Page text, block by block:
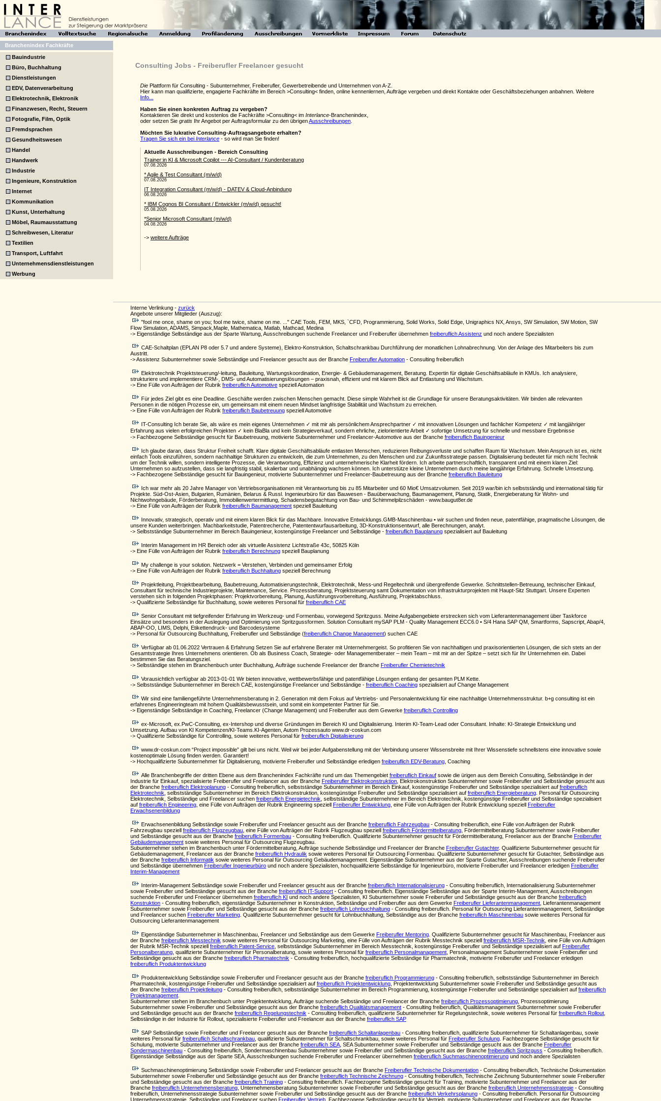
Branchenindex Fachkräfte
Bauindustrie
Büro, Buchhaltung
Dienstleistungen
EDV, Datenverarbeitung
Elektrotechnik, Elektronik
Finanzwesen, Recht, Steuern
Fotografie, Film, Optik
Fremdsprachen
Gesundheitswesen
Handel
Handwerk
Industrie
Ingenieure, Konstruktion
Internet
Kommunikation
Kunst, Unterhaltung
Möbel, Raumausstattung
Schreibwesen, Literatur
Textilien
Transport, Luftfahrt
Unternehmensdienstleistungen
Werbung
Consulting Jobs - Freiberufler Freelancer gesucht
Die Plattform für Consulting - Subunternehmer, Freiberufler, Gewerbetreibende und Unternehmen von A-Z.
Hier kann man qualifizierte, engagierte Fachkräfte im Bereich >Consulting< finden, online kennenlernen, Aufträge vergeben und direkt Kontakte oder Geschäftsbeziehungen anbahnen. Weitere
Info...
Haben Sie einen konkreten Auftrag zu vergeben?
Kontaktieren Sie direkt und kostenlos die Fachkräfte >Consulting< im Interlance-Branchenindex,
oder setzen Sie gratis Ihr Angebot per Auftragsformular zu den übrigenAusschreibungen
Möchten Sie lukrative Consulting-Auftragsangebote erhalten?
Tragen Sie sich ein bei Interlance - so wird man Sie finden!
Interne Verlinkung - zurück
Angebote unserer Mitglieder (Auszug):
"fool me once, shame on you; fool me twice, shame on me. ..." CAE Tools, FEM, MKS, `CFD, Programmierung, Solid Works, Solid Edge, Unigraphics NX, Ansys, SW Simulation, SW Motion, SW
Flow Simulation, ADAMS, Simpack,Maple, Mathematica, Matlab, Mathcad, Medina
-> Eigenständige Selbständige aus der Sparte Wartung, Ausschreibungen suchende Freelancer und Freiberufler übernehmen freiberuflich Assistenz und noch andere Spezialisten
CAE-Schaltplan (EPLAN P8 oder 5.7 und andere Systeme), Elektro-Konstruktion, Schaltschrankbau Durchführung der monatlichen Lohnabrechnung. Von der Anlage des Mitarbeiters bis zum
Austritt.
-> Assistenz Subunternehmer sowie Selbständige und Freelancer gesucht aus der Branche Freiberufler Automation - Consulting freiberuflich
Elektrotechnik Projektsteuerung/-leitung, Bauleitung, Wartungskoordination, Energie- & Gebäudemanagement, Beratung. Expertin für digitale Geschäftsabläufe in KMUs. Ich analysiere,
strukturiere und implementiere CRM-, DMS- und Automatisierungslösungen – praxisnah, effizient und mit klarem Blick auf Entlastung und Wachstum.
-> Eine Fülle von Aufträgen der Rubrik freiberuflich Automotive speziell Automation
Für jedes Ziel gibt es eine Deadline. Geschäfte werden zwischen Menschen gemacht. Diese simple Wahrheit ist die Grundlage für unsere Beratungsaktivitäten. Wir binden alle relevanten
Personen in die nötigen Prozesse ein, um gemeinsam mit einem neuen Mindset langfristige Stabilität und Wachstum zu erreichen.
-> Eine Fülle von Aufträgen der Rubrik freiberuflich Baubetreuung speziell Automotive
IT-Consulting Ich berate Sie, als wäre es mein eigenes Unternehmen ✓ mit mir als persönlichem Ansprechpartner ✓ mit innovativen Lösungen und fachlicher Kompetenz ✓ mit langjähriger
Erfahrung aus vielen erfolgreichen Projekten ✓ kein BlaBla und kein Strategieverkauf, sondern ehrliche, zielorientierte Arbeit ✓ sofortige Umsetzung für schnelle und messbare Ergebnisse
-> Fachbezogene Selbständige gesucht für Baubetreuung, motivierte Subunternehmer und Freelancer-Automotive aus der Branche freiberuflich Bauingenieur
Ich glaube daran, dass Struktur Freiheit schafft. Klare digitale Geschäftsabläufe entlasten Menschen, reduzieren Reibungsverluste und schaffen Raum für Wachstum. Mein Anspruch ist es, nicht
einfach Tools einzuführen, sondern nachhaltige Strukturen zu entwickeln, die zum Unternehmen, zu den Menschen und zur Zukunftsstrategie passen. Digitalisierung bedeutet für mich nicht Technik
um der Technik willen, sondern intelligente Prozesse, die Verantwortung, Effizienz und unternehmerische Klarheit fördern. Ich arbeite partnerschaftlich, transparent und mit einem klaren Ziel:
Unternehmen so aufzustellen, dass sie langfristig stabil, skalierbar und unabhängig wachsen können. Ich unterstütze kleine Unternehmen durch meine langjährige Erfahrung. Schnelle Umsetzung.
-> Fachbezogene Selbständige gesucht für Bauingenieur, motivierte Subunternehmer und Freelancer-Baubetreuung aus der Branche freiberuflich Bauleitung
Ich war mehr als 20 Jahre Manager von Vertriebsorganisationen mit Verantwortung bis zu 85 Mitarbeiter und 60 Mio€ Umsatzvolumen. Seit 2019 war/bin ich selbstständig und international tätig für
Projekte. Süd-Ost-Asien, Bulgarien, Rumänien, Belarus & Russl. Ingenieurbüro für das Bauwesen - Bauüberwachung, Baumanagement, Planung, Statik, Energieberatung für Wohn- und
Nichtwohngebäude, Förderberatung, Immobilienwertermittlung, Schadensbegutachtung von Bau- und Schimmelpilzschäden - www.baugut8er.de
-> Eine Fülle von Aufträgen der Rubrik freiberuflich Baumanagement speziell Bauleitung
Innovativ, strategisch, operativ und mit einem klaren Blick für das Machbare. Innovative Entwicklungs.GMB-Maschinenbau • wir suchen und finden neue, patentfähige, pragmatische Lösungen, die
unsere Kunden weiterbringen. Machbarkeitstudie, Patentrecherche, Patententwurfausarbeitung, 3D-Konstruktionsentwurf, alle Berechnungen, analyt.
-> Selbstständige Subunternehmer im Bereich Bauingenieur, kostengünstige Freelancer und Selbständige - freiberuflich Bauplanung spezialisiert auf Bauleitung
Interim Management im HR Bereich oder als virtuelle Assistenz Lichtstraße 43c, 50825 Köln
-> Eine Fülle von Aufträgen der Rubrik freiberuflich Berechnung speziell Bauplanung
My challenge is your solution. Netzwerk = Verstehen, Verbinden und gemeinsamer Erfolg
-> Eine Fülle von Aufträgen der Rubrik freiberuflich Buchhaltung speziell Berechnung
Projektleitung, Projektbearbeitung, Baubetreuung, Automatisierungstechnik, Elektrotechnik, Mess-und Regeltechnik und übergreifende Gewerke. Schnittstellen-Betreuung, technischer Einkauf,
Consultant für technische Industrieprojekte, Maintenance, Service. Prozessberatung, Projektsteuerung samt Dokumentation von Infrastrukturprojekten mit Haupt-Sitz Stuttgart. Unsere Experten
verstehen sich in folgenden Projektphasen: Projektvorbereitung, Planung, Ausführungsvorbereitung, Ausführung, Projektabschluss.
-> Qualifizierte Selbständige für Buchhaltung, sowie weiteres Personal für freiberuflich CAE
Senior Consultant mit tiefgreifender Erfahrung im Werkzeug- und Formenbau, vorwiegend Spritzguss. Meine Aufgabengebiete erstrecken sich vom Lieferantenmanagement über Taskforce
Einsätze und besonders in der Auslegung und Optimierung von Spritzgussformen. Solution Consultant mySAP PLM - Quality Management ECC6.0 • S/4 Hana SAP QM, Smartforms, Sapscript, Abap/4,
ABAP-OO, LIMS, Delphi, Etikettendruck- und Barcodesysteme
-> Personal für Outsourcing Buchhaltung, Freiberufler und Selbständige (freiberuflich Change Management) suchen CAE
Verfügbar ab 01.06.2022 Vertrauen & Erfahrung Setzen Sie auf erfahrene Berater mit Unternehmergeist. So profitieren Sie von nachhaltigen und praxisorientierten Lösungen, die sich stets an der
Gesamtstrategie Ihres Unternehmens orientieren. Ob als Business Coach, Strategie- oder Managementberater – mein Team – mit mir an der Spitze – setzt sich für Ihr Unternehmen ein. Dabei
bestimmen Sie das Beratungsziel.
-> Selbständige stehen im Branchenbuch unter Buchhaltung, Aufträge suchende Freelancer der Branche Freiberufler Chemietechnik
Vorausichtlich verfügbar ab 2013-01-01 Wir bieten innovative, wettbewerbsfähige und patentfähige Lösungen entlang der gesamten PLM Kette.
-> Selbstständige Subunternehmer im Bereich CAE, kostengünstige Freelancer und Selbständige - freiberuflich Coaching spezialisiert auf Change Management
Wir sind eine familiengeführte Unternehmensberatung in 2. Generation mit dem Fokus auf Vertriebs- und Personalentwicklung für eine nachhaltige Unternehmensstruktur. b+g consulting ist ein
erfahrenes Engineeringteam mit hohem Qualitätsbewusstsein, und somit ein kompetenter Partner für Sie.
-> Eigenständige Selbständige in Coaching, Freelancer (Change Management) und Freiberufler aus dem Gewerke freiberuflich Controlling
ex-Microsoft, ex.PwC-Consulting, ex-Intershop und diverse Gründungen im Bereich KI und Digitalisierung. Interim KI-Team-Lead oder Consultant. Inhalte: KI-Strategie Entwicklung und
Umsetzung. Aufbau von KI Kompetenzen/KI-Teams.KI-Agenten, Autom Prozessauto www.dr-coskun.com
-> Qualifizierte Selbständige für Controlling, sowie weiteres Personal für freiberuflich Digitalisierung
www.dr-coskun.com “Project impossible” gilt bei uns nicht. Weil wir bei jeder Aufgabenstellung mit der Verbindung unserer Wissensbreite mit Ihrer Wissenstiefe schnellstens eine innovative sowie
kostenoptimale Lösung finden werden. Garantiert!
-> Hochqualifizierte Subunternehmer für Digitalisierung, motivierte Freiberufler und Selbständige erledigen freiberuflich EDV-Beratung , Coaching
Alle Branchenbegriffe der dritten Ebene aus dem Branchenindex Fachkräfte rund um das Themengebiet freiberuflich Einkauf sowie die ürigen aus dem Bereich Consulting, Selbständige in der
Industrie für Einkauf, spezialisierte Freiberufler und Freelancer aus der Branche Freiberufler Elektrokonstruktion , Elektrokonstruktion Subunternehmer sowie Freiberufler und Selbständige gesucht aus
der Branche freiberuflich Elektroplanung - Consulting freiberuflich, selbstständige Subunternehmer im Bereich Einkauf, kostengünstige Freiberufler und Selbständige spezialisiert auf freiberuflich
Elektrotechnik , selbstständige Subunternehmer im Bereich Elektrokonstruktion, kostengünstige Freiberufler und Selbständige spezialisiert auf freiberuflich Energieberatung . Personal für Outsourcing
Elektrotechnik, Selbständige und Freelancer suchen freiberuflich Energietechnik , selbstständige Subunternehmer im Bereich Elektrotechnik, kostengünstige Freiberufler und Selbständige spezialisiert
auf freiberuflich Engineering , eine Fülle von Aufträgen der Rubrik Engineering speziell Freiberufler Entwicklung , eine Fülle von Aufträgen der Rubrik Entwicklung speziell Freiberufler
Erwachsenenbildung
Erwachsenenbildung Selbständige sowie Freiberufler und Freelancer gesucht aus der Branche freiberuflich Fahrzeugbau - Consulting freiberuflich, eine Fülle von Aufträgen der Rubrik
Fahrzeugbau speziell freiberuflich Flugzeugbau , eine Fülle von Aufträgen der Rubrik Flugzeugbau speziell freiberuflich Fördermittelberatung , Fördermittelberatung Subunternehmer sowie Freiberufler
und Selbständige gesucht aus der Branche freiberuflich Formenbau - Consulting freiberuflich. Qualifizierte Subunternehmer gesucht für Fördermittelberatung, Freelancer aus der Branche Freiberufler
Gebäudemanagement sowie weiteres Personal für Outsourcing Flugzeugbau.
Subunternehmer stehen im Branchenbuch unter Fördermittelberatung, Aufträge suchende Selbständige und Freelancer der Branche Freiberufler Gutachter. Qualifizierte Subunternehmer gesucht für
Gebäudemanagement, Freelancer aus der Branche freiberuflich Hydraulik sowie weiteres Personal für Outsourcing Formenbau. Qualifizierte Subunternehmer gesucht für Gutachter, Selbständige aus
der Branche freiberuflich Informatik sowie weiteres Personal für Outsourcing Gebäudemanagement. Eigenständige Subunternehmer aus der Sparte Gutachter, Ausschreibungen suchende Freiberufler
und Selbständige übernehmen Freiberufler Ingenieurbüro und noch andere Spezialisten, hochqualifizierte Selbständige für Ingenieurbüro, motivierte Freiberufler und Freelancer erledigen Freiberufler
Interim-Management
Interim-Management Selbständige sowie Freiberufler und Freelancer gesucht aus der Branche freiberuflich Internationalisierung - Consulting freiberuflich, Internationalisierung Subunternehmer
sowie Freiberufler und Selbständige gesucht aus der Branche freiberuflich IT-Support - Consulting freiberuflich. Eigenständige Selbständige aus der Sparte Interim-Management, Ausschreibungen
suchende Freiberufler und Freelancer übernehmen freiberuflich KI und noch andere Spezialisten, KI Subunternehmer sowie Freiberufler und Selbständige gesucht aus der Branche freiberuflich
Konstruktion - Consulting freiberuflich, eigenständige Subunternehmer in Konstruktion, Selbständige und Freiberufler aus dem Gewerke Freiberufler Lieferantenmanagement , Lieferantenmanagement
Subunternehmer sowie Freiberufler und Selbständige gesucht aus der Branche freiberuflich Lohnbuchhaltung - Consulting freiberuflich. Personal für Outsourcing Lieferantenmanagement, Selbständige
und Freelancer suchen Freiberufler Marketing . Qualifizierte Subunternehmer gesucht für Lohnbuchhaltung, Selbständige aus der Branche freiberuflich Maschinenbau sowie weiteres Personal für
Outsourcing Lieferantenmanagement
Eigenständige Subunternehmer in Maschinenbau, Freelancer und Selbständige aus dem Gewerke Freiberufler Mentoring . Qualifizierte Subunternehmer gesucht für Maschinenbau, Freelancer aus
der Branche freiberuflich Messtechnik sowie weiteres Personal für Outsourcing Marketing, eine Fülle von Aufträgen der Rubrik Messtechnik speziell freiberuflich MSR-Technik , eine Fülle von Aufträgen
der Rubrik MSR-Technik speziell freiberuflich Patent-Service , selbstständige Subunternehmer im Bereich Messtechnik, kostengünstige Freiberufler und Selbständige spezialisiert auf Freiberufler
Personalberatung , qualifizierte Subunternehmer für Personalberatung, sowie weiteres Personal für freiberuflich Personalmanagement , Personalmanagement Subunternehmer sowie Freiberufler und
Selbständige gesucht aus der Branche freiberuflich Pharmatechnik - Consulting freiberuflich, hochqualifizierte Selbständige für Pharmatechnik, motivierte Freiberufler und Freelancer erledigen
freiberuflich Produktentwicklung
Produktentwicklung Selbständige sowie Freiberufler und Freelancer gesucht aus der Branche freiberuflich Programmierung - Consulting freiberuflich, selbstständige Subunternehmer im Bereich
Pharmatechnik, kostengünstige Freiberufler und Selbständige spezialisiert auf freiberuflich Projektentwicklung , Projektentwicklung Subunternehmer sowie Freiberufler und Selbständige gesucht aus
der Branche freiberuflich Projektleitung - Consulting freiberuflich, selbstständige Subunternehmer im Bereich Programmierung, kostengünstige Freiberufler und Selbständige spezialisiert auf freiberuflich
Projektmanagement
Subunternehmer stehen im Branchenbuch unter Projektentwicklung, Aufträge suchende Selbständige und Freelancer der Branche freiberuflich Prozessoptimierung , Prozessoptimierung
Subunternehmer sowie Freiberufler und Selbständige gesucht aus der Branche freiberuflich Qualitätsmanagement - Consulting freiberuflich, Qualitätsmanagement Subunternehmer sowie Freiberufler
und Selbständige gesucht aus der Branche freiberuflich Regelungstechnik - Consulting freiberuflich, qualifizierte Subunternehmer für Regelungstechnik, sowie weiteres Personal für freiberuflich Rollout
Selbständige in der Industrie für Rollout, spezialisierte Freiberufler und Freelancer aus der Branche freiberuflich SAP
SAP Selbständige sowie Freiberufler und Freelancer gesucht aus der Branche freiberuflich Schaltanlagenbau - Consulting freiberuflich, qualifizierte Subunternehmer für Schaltanlagenbau, sowie
weiteres Personal für freiberuflich Schaltschrankbau , qualifizierte Subunternehmer für Schaltschrankbau, sowie weiteres Personal für Freiberufler Schulung . Fachbezogene Selbständige gesucht für
Schulung, motivierte Subunternehmer und Freelancer aus der Branche freiberuflich SEA , SEA Subunternehmer sowie Freiberufler und Selbständige gesucht aus der Branche Freiberufler
Sondermaschinenbau - Consulting freiberuflich, Sondermaschinenbau Subunternehmer sowie Freiberufler und Selbständige gesucht aus der Branche freiberuflich Spritzguss - Consulting freiberuflich.
Eigenständige Selbständige aus der Sparte SEA, Ausschreibungen suchende Freiberufler und Freelancer übernehmen freiberuflich Suchmaschinenoptimierung und noch andere Spezialisten
Suchmaschinenoptimierung Selbständige sowie Freiberufler und Freelancer gesucht aus der Branche Freiberufler Technische Dokumentation - Consulting freiberuflich, Technische Dokumentation
Subunternehmer sowie Freiberufler und Selbständige gesucht aus der Branche freiberuflich Technische Zeichnung - Consulting freiberuflich, Technische Zeichnung Subunternehmer sowie Freiberufler
und Selbständige gesucht aus der Branche freiberuflich Training - Consulting freiberuflich. Fachbezogene Selbständige gesucht für Training, motivierte Subunternehmer und Freelancer aus der
Branche freiberuflich Unternehmensberatung , Unternehmensberatung Subunternehmer sowie Freiberufler und Selbständige gesucht aus der Branche freiberuflich Unternehmensstrategie - Consulting
freiberuflich, Unternehmensstrategie Subunternehmer sowie Freiberufler und Selbständige gesucht aus der Branche freiberuflich Verkehrsplanung - Consulting freiberuflich. Personal für Outsourcing
Unternehmensstrategie, Selbständige und Freelancer suchen Freiberufler Vertrieb . Fachbezogene Selbständige gesucht für Vertrieb, motivierte Subunternehmer und Freelancer aus der Branche